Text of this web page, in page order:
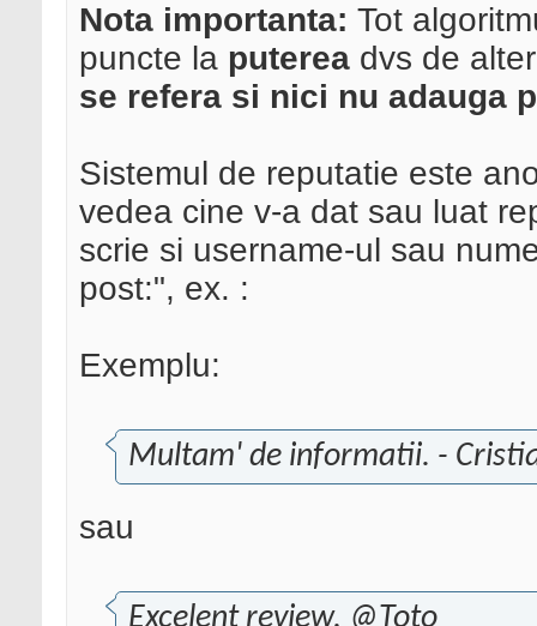
Nota importanta: Tot
puncte la puterea dvs de
se refera si nici nu adauga
Sistemul de reputatie este
vedea cine v-a dat sau luat
scrie si username-ul sau
post:", ex. :
Exemplu:
Multam' de informatii. -
sau
Excelent review. @Toto